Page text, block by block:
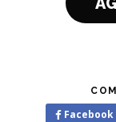
Facebook